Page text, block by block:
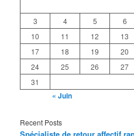
3
4 5 6
10
11 12 13
17
18 19 20
24
25 26 27
31
« Juin
Recent Posts